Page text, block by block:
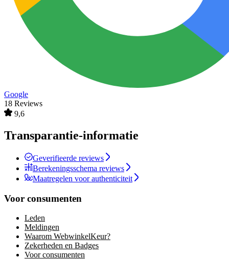
Google
18 Reviews
9,6
Transparantie-informatie
Geverifieerde reviews
Berekeningsschema reviews
Maatregelen voor authenticiteit
Voor consumenten
Leden
Meldingen
Waarom WebwinkelKeur?
Zekerheden en Badges
Voor consumenten